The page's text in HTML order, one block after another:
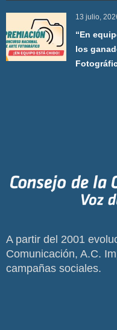
13 julio,
“En
los
A partir del 2001
Comunicación, A.C.
campañas sociales.